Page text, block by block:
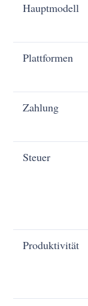
Hauptmodell
Plattformen
Zahlung
Steuer
Produktivität